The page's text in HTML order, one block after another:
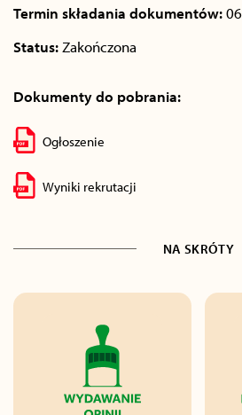
Termin składania dokumentów:
Status: Zakończona
Dokumenty do pobrania:
Ogłoszenie
Wyniki rekrutacji
NA SKRÓTY